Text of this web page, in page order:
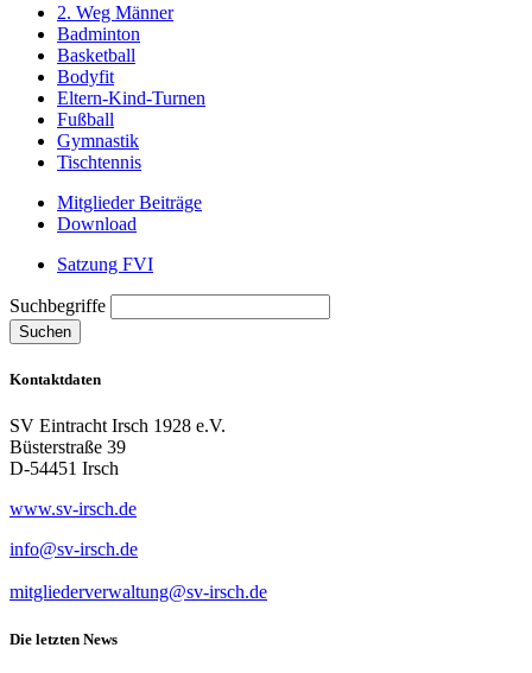
2. Weg Männer
Badminton
Basketball
Bodyfit
Eltern-Kind-Turnen
Fußball
Gymnastik
Tischtennis
Mitglieder Beiträge
Download
Satzung FVI
Suchbegriffe
Suchen
Kontaktdaten
SV Eintracht Irsch 1928 e.V.
Büsterstraße 39
D-54451 Irsch
www.sv-irsch.de
info@sv-irsch.de
mitgliederverwaltung@sv-irsch.de
Die letzten News